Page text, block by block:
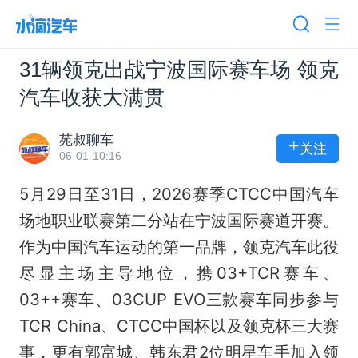
31辆领克出战宁波国际赛车场 领克
汽车收获大满贯
苑叔聊车
06-01 10:16 +关注
5月29日至31日，2026赛季CTCC中国汽车
场地职业联赛第二分站在宁波国际赛道开赛。
作为中国汽车运动的第一品牌，领克汽车此役
尽显主场主导地位，携03+TCR赛车、
03++赛车、03CUP EVO三款赛车同步参与
TCR China、CTCC中国杯以及领克杯三大赛
事，更有郭富城、韩东君2位明星车手加入领